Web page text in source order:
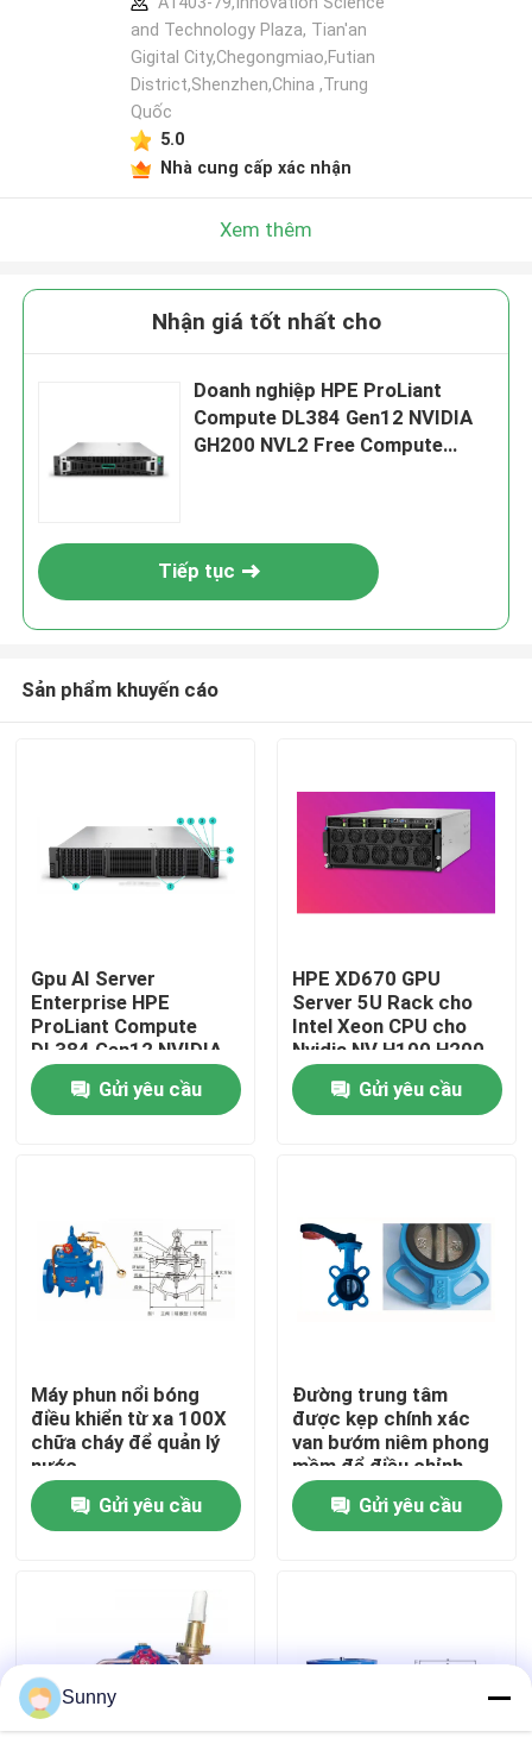
Trang chủ
Về chúng tôi
Kiểm soát chất lượng
Liên hệ với chúng tôi
Dịch vụ giao nhận vận tải quốc tế
Nhập khẩu xuyên biên giới
and Technology Plaza, Tian'an
Gigital City,Chegongmiao,Futian
District,Shenzhen,China ,Trung
Quốc
5.0
Nhà cung cấp xác nhận
Xem thêm
Nhận giá tốt nhất cho
Doanh nghiệp HPE ProLiant
Compute DL384 Gen12 NVIDIA
GH200 NVL2 Free Compute
Tiếp tục
Sản phẩm khuyến cáo
Gpu AI Server
Enterprise HPE
ProLiant Compute
DL384 Gen12 NVIDIA
GH200 NVL2 Tự do
tính toán Private Cloud
Rack mount
Gửi yêu cầu
HPE XD670 GPU
Server 5U Rack cho
Intel Xeon CPU cho
Nvidia NV H100 H200
H800 PCIE/SXM Nvlink
AI Supercomputing
Case
Gửi yêu cầu
Máy phun nổi bóng
điều khiển từ xa 100X
chữa cháy để quản lý
nước
Gửi yêu cầu
Đường trung tâm
được kẹp chính xác
van bướm niêm phong
mềm để điều chỉnh
dòng chảy chính xác
Gửi yêu cầu
Sunny